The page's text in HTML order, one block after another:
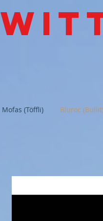
Mofas (Töffli) Bluroc